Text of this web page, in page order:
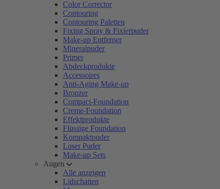
Color Corrector
Contouring
Contouring Paletten
Fixing Spray & Fixierpuder
Make-up Entferner
Mineralpuder
Primer
Abdeckprodukte
Accessoires
Anti-Aging Make-up
Bronzer
Compact-Foundation
Creme-Foundation
Effektprodukte
Flüssige Foundation
Kompaktpuder
Loser Puder
Make-up Sets
Augen
Alle anzeigen
Lidschatten